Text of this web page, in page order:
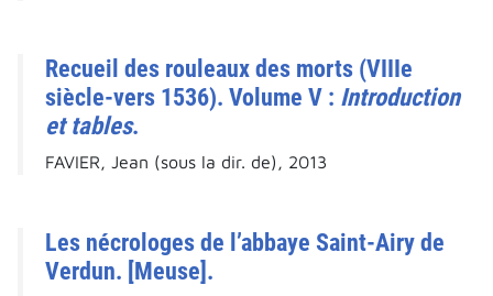
Recueil des rouleaux des morts (VIIIe
siècle-vers 1536). Volume V : Introduction
et tables.
FAVIER, Jean (sous la dir. de), 2013
Les nécrologes de l’abbaye Saint-Airy de
Verdun. [Meuse].